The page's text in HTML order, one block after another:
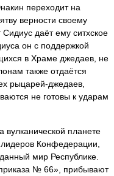
переходит на
верности своему
даёт ему ситхское
он с поддержкой
в Храме джедаев, не
также отдаётся
рыцарей-джедаев,
не готовы к ударам
вулканической планете
Конфедерации,
мир Республике.
№ 66», прибывают